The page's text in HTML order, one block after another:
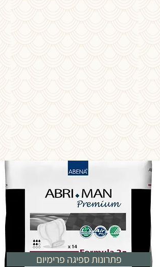
פתרונות ספיגה פרימיום